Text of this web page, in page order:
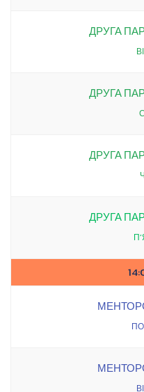
ДРУГА
ДРУГА
ДРУГА
ДРУГА